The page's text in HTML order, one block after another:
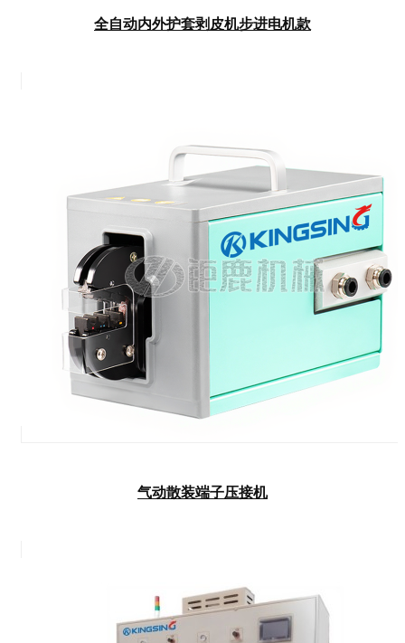
全自动内外护套剥皮机步进电机款
气动散装端子压接机